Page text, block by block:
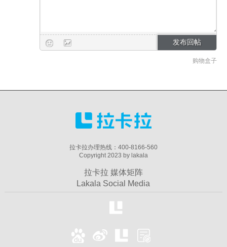
购物盒子
拉卡拉办理热线：400-8166-560
Copyright 2023 by lakala
拉卡拉 媒体矩阵
Lakala Social Media